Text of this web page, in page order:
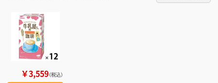
￥3,559（税込）